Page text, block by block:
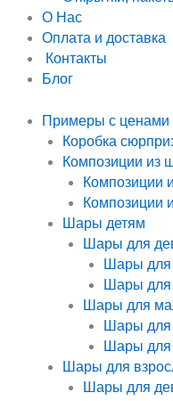
О Нас
Оплата и доставка
Контакты
Блог
Примеры с ценами
Коробка
Композиции из
Композиции
Композиции
Шары детям
Шары для
Шары для
Шары для
Шары для
Шары для
Шары для
Шары для
Шары для